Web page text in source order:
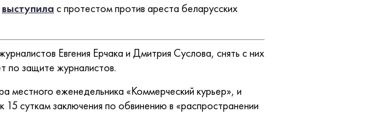
выступила с протестом против ареста беларусских
Евгения Ерчака и Дмитрия Суслова, снять с них
по защите журналистов.
местного еженедельника «Коммерческий курьер», и
15 суткам заключения по обвинению в «распространении